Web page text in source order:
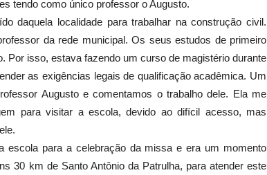
tendo como único professor o Augusto.
daquela localidade para trabalhar na construção civil.
da rede municipal. Os seus estudos de primeiro
Por isso, estava fazendo um curso de magistério durante
as exigências legais de qualificação acadêmica. Um
Augusto e comentamos o trabalho dele. Ela me
para visitar a escola, devido ao difícil acesso, mas
escola para a celebração da missa e era um momento
30 km de Santo Antônio da Patrulha, para atender este